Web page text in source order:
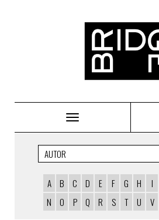
A B C D E F G H I
N
O P Q R S T U V